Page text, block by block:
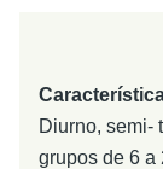
Diurno, semi-
grupos de 6 a